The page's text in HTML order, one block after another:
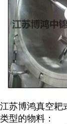
江苏博鸿真空耙
类型的物料：